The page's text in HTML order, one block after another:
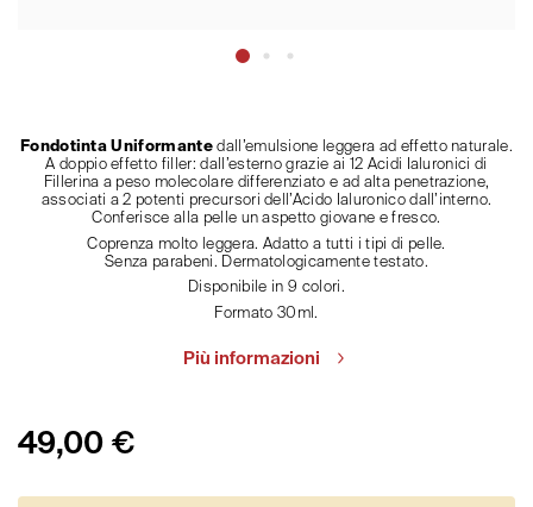
Fondotinta Uniformantedall’emulsione leggera ad effetto naturale.
A doppio effetto filler: dall’esterno grazie ai 12 Acidi Ialuronici di
Fillerina a peso molecolare differenziato e ad alta penetrazione,
associati a 2 potenti precursori dell’Acido Ialuronico dall’interno.
Conferisce alla pelle un aspetto giovane e fresco.
Coprenza molto leggera. Adatto a tutti i tipi di pelle.
Senza parabeni. Dermatologicamente testato.
Disponibile in 9 colori.
Formato 30ml.
Più informazioni
49,00 €